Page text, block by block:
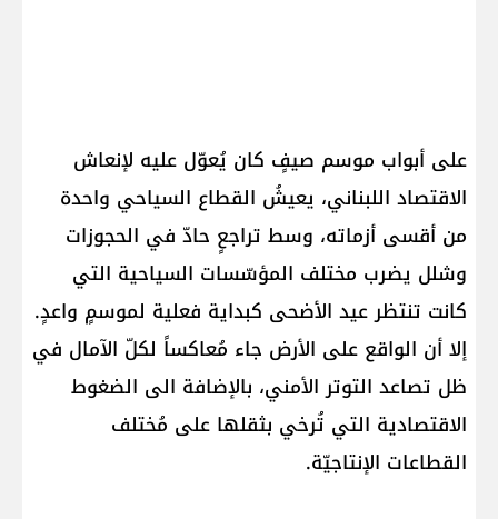
على أبواب موسم صيفٍ كان يُعوّل عليه لإنعاش
الاقتصاد اللبناني، يعيشُ القطاع السياحي واحدة
من أقسى أزماته، وسط تراجعٍ حادّ في الحجوزات
وشلل يضرب مختلف المؤسّسات السياحية التي
كانت تنتظر عيد الأضحى كبداية فعلية لموسمٍ واعدٍ.
إلا أن الواقع على الأرض جاء مُعاكساً لكلّ الآمال في
ظل تصاعد التوتر الأمني، بالإضافة الى الضغوط
الاقتصادية التي تُرخي بثقلها على مُختلف
القطاعات الإنتاجيّة.